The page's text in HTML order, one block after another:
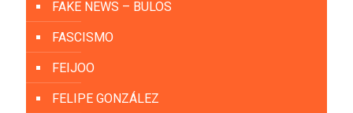
FAKE NEWS – BULOS
FASCISMO
FEIJOO
FELIPE GONZÁLEZ